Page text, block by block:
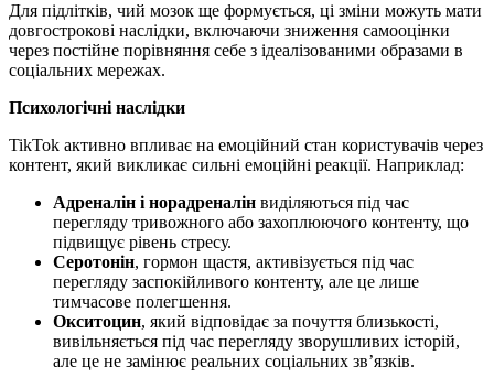
Для підлітків, чий мозок ще формується, ці зміни можуть мати
довгострокові наслідки, включаючи зниження самооцінки
через постійне порівняння себе з ідеалізованими образами в
соціальних мережах.
Психологічні наслідки
TikTok активно впливає на емоційний стан користувачів через
контент, який викликає сильні емоційні реакції. Наприклад:
Адреналін і норадреналін виділяються під час
перегляду тривожного або захоплюючого контенту, що
підвищує рівень стресу.
Серотонін, гормон щастя, активізується під час
перегляду заспокійливого контенту, але це лише
тимчасове полегшення.
Окситоцин, який відповідає за почуття близькості,
вивільняється під час перегляду зворушливих історій,
але це не замінює реальних соціальних зв’язків.